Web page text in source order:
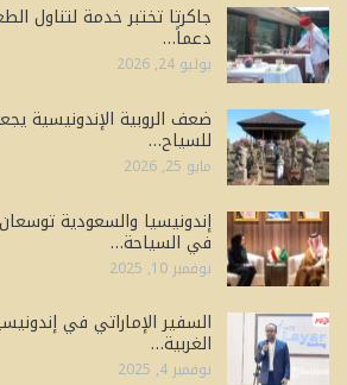
جاكرتا تختبر خدمة لتناول
دعماً…
يوليو 24, 2026
ضعف الروبية الإندونيسية
للسياح…
مايو 25, 2026
إندونيسيا والسعودية
في السياحة…
نوفمبر 10, 2025
السفير الإماراتي في
الغربية…
نوفمبر 4, 2025